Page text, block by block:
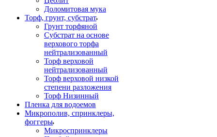
Доломитовая мука
Торф, грунт, субстрат
Грунт торфяной
Субстрат на основе
верхового торфа
нейтрализованный
Торф верховой
нейтрализованный
Торф верховой низкой
степени разложения
Торф Низинный
Пленка для водоемов
Микрополив, спринклеры,
фоггеры
Микроспринклеры